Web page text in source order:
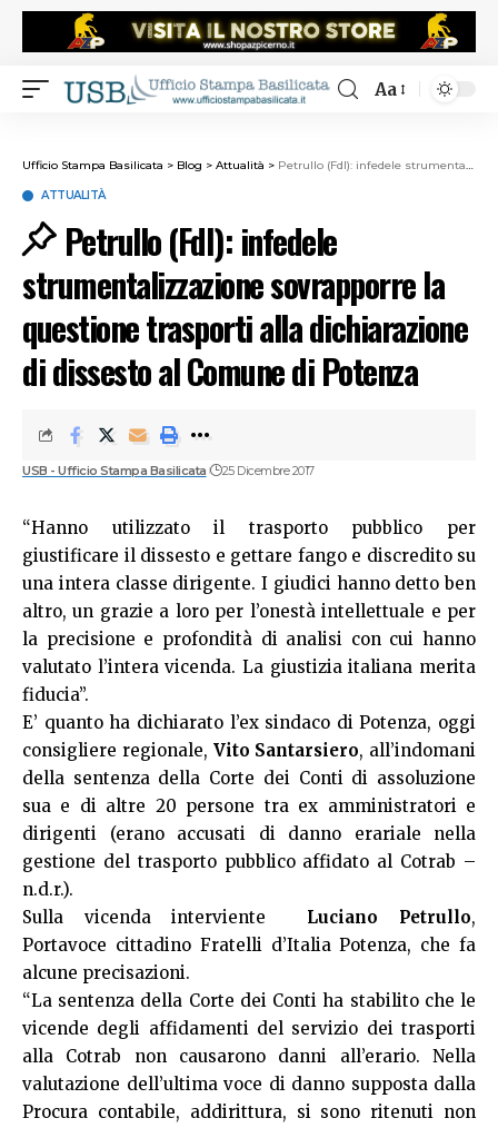
Aa
Ufficio Stampa Basilicata > Blog > Attualità > Petrullo (FdI): infedele strumentalizzazione sovrapporre la questione trasporti alla dichiarazione di dissesto al Comune di Potenza
ATTUALITÀ
Petrullo (FdI): infedele
strumentalizzazione sovrapporre la
questione trasporti alla dichiarazione
di dissesto al Comune di Potenza
USB - Ufficio Stampa Basilicata 25 Dicembre 2017
“Hanno utilizzato il trasporto pubblico per
giustificare il dissesto e gettare fango e discredito su
una intera classe dirigente. I giudici hanno detto ben
altro, un grazie a loro per l’onestà intellettuale e per
la precisione e profondità di analisi con cui hanno
valutato l’intera vicenda. La giustizia italiana merita
fiducia”.
E’ quanto ha dichiarato l’ex sindaco di Potenza, oggi
consigliere regionale, Vito Santarsiero, all’indomani
della sentenza della Corte dei Conti di assoluzione
sua e di altre 20 persone tra ex amministratori e
dirigenti (erano accusati di danno erariale nella
gestione del trasporto pubblico affidato al Cotrab –
n.d.r.).
Sulla vicenda interviente Luciano Petrullo,
Portavoce cittadino Fratelli d’Italia Potenza, che fa
alcune precisazioni.
“La sentenza della Corte dei Conti ha stabilito che le
vicende degli affidamenti del servizio dei trasporti
alla Cotrab non causarono danni all’erario. Nella
valutazione dell’ultima voce di danno supposta dalla
Procura contabile, addirittura, si sono ritenuti non